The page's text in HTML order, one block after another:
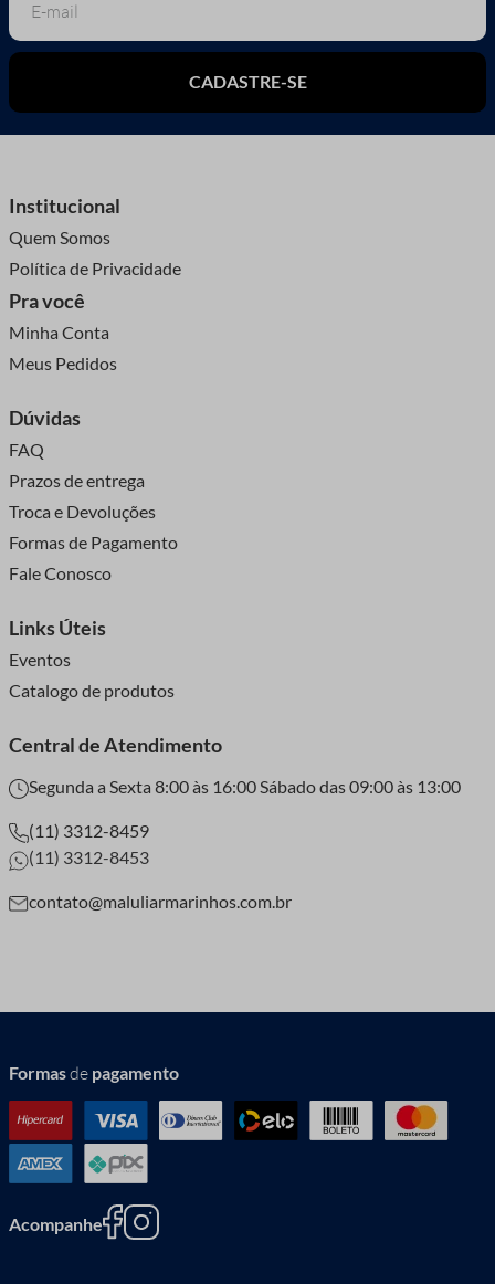
CADASTRE-SE
Institucional
Quem Somos
Política de Privacidade
Pra você
Minha Conta
Meus Pedidos
Dúvidas
FAQ
Prazos de entrega
Troca e Devoluções
Formas de Pagamento
Fale Conosco
Links Úteis
Eventos
Catalogo de produtos
Central de Atendimento
Segunda a Sexta 8:00 às 16:00 Sábado das 09:00 às 13:00
(11) 3312-8459
(11) 3312-8453
contato@maluliarmarinhos.com.br
Formasde pagamento
Acompanhe